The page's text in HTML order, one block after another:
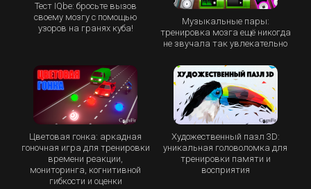
Тест IQbe: бросьте вызов
своему мозгу с помощью
узоров на гранях куба!
Музыкальные пары:
тренировка мозга ещё никогда
не звучала так увлекательно
Цветовая гонка: аркадная
гоночная игра для тренировки
времени реакции,
мониторинга, когнитивной
гибкости и оценки
Художественный пазл 3D:
уникальная головоломка для
тренировки памяти и
восприятия